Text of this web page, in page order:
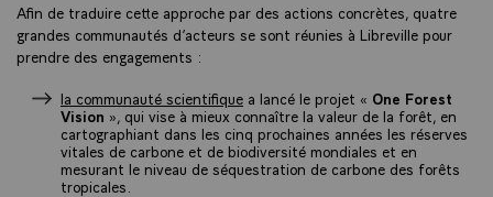
Afin de traduire cette approche par des actions concrètes, quatre
grandes communautés d’acteurs se sont réunies à Libreville pour
prendre des engagements :
la communauté scientifique a lancé le projet « One Forest
Vision », qui vise à mieux connaître la valeur de la forêt, en
cartographiant dans les cinq prochaines années les réserves
vitales de carbone et de biodiversité mondiales et en
mesurant le niveau de séquestration de carbone des forêts
tropicales.